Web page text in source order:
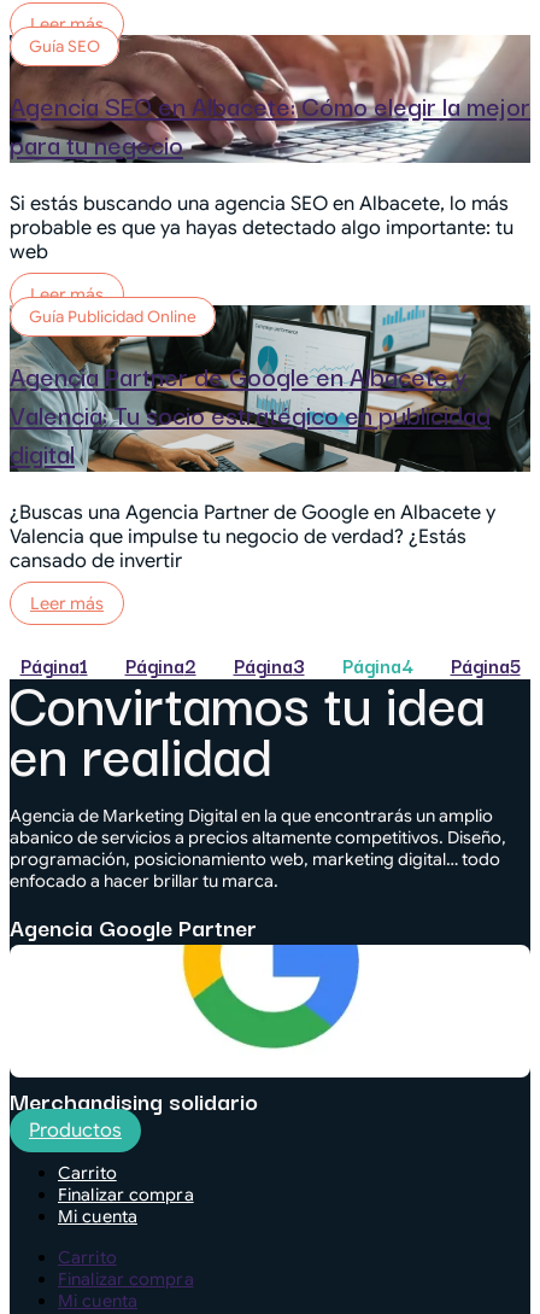
Leer más
Guía SEO
Agencia SEO en Albacete: Cómo elegir la mejor
para tu negocio
Si estás buscando una agencia SEO en Albacete, lo más
probable es que ya hayas detectado algo importante: tu
web
Leer más
Guía Publicidad Online
Agencia Partner de Google en Albacete y
Valencia: Tu socio estratégico en publicidad
digital
¿Buscas una Agencia Partner de Google en Albacete y
Valencia que impulse tu negocio de verdad? ¿Estás
cansado de invertir
Leer más
Página1 Página2 Página3 Página4 Página5
Convirtamos tu idea
en realidad
Agencia de Marketing Digital en la que encontrarás un amplio
abanico de servicios a precios altamente competitivos. Diseño,
programación, posicionamiento web, marketing digital… todo
enfocado a hacer brillar tu marca.
Agencia Google Partner
Merchandising solidario
Productos
Carrito
Finalizar compra
Mi cuenta
Carrito
Finalizar compra
Mi cuenta